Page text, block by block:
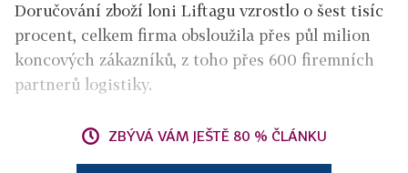
Doručování zboží loni Liftagu vzrostlo o šest tisíc
procent, celkem firma obsloužila přes půl milion
koncových zákazníků, z toho přes 600 firemních
partnerů logistiky.
ZBÝVÁ VÁM JEŠTĚ 80 % ČLÁNKU